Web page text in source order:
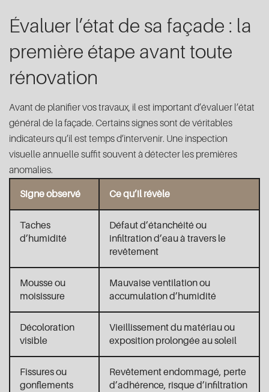
Évaluer l’état de sa façade : la
première étape avant toute
rénovation
Avant de planifier vos travaux, il est important d’évaluer l’état
général de la façade. Certains signes sont de véritables
indicateurs qu’il est temps d’intervenir. Une inspection
visuelle annuelle suffit souvent à détecter les premières
anomalies.
Signe observé Ce qu’il révèle
Taches
d’humidité
Défaut d’étanchéité ou
infiltration d’eau à travers le
revêtement
Mousse ou
moisissure
Mauvaise ventilation ou
accumulation d’humidité
Décoloration
visible
Vieillissement du matériau ou
exposition prolongée au soleil
Fissures ou
gonflements
Revêtement endommagé, perte
d’adhérence, risque d’infiltration